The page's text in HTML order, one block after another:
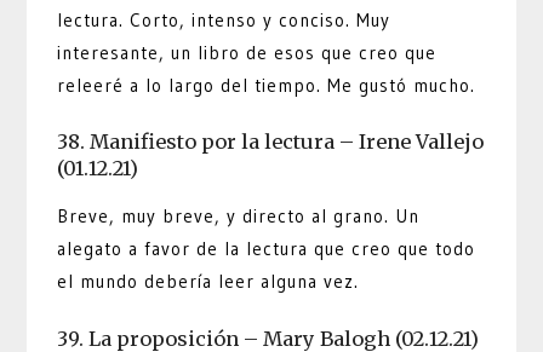
lectura. Corto, intenso y conciso. Muy
interesante, un libro de esos que creo que
releeré a lo largo del tiempo. Me gustó mucho.
38. Manifiesto por la lectura – Irene Vallejo
(01.12.21)
Breve, muy breve, y directo al grano. Un
alegato a favor de la lectura que creo que todo
el mundo debería leer alguna vez.
39. La proposición – Mary Balogh (02.12.21)